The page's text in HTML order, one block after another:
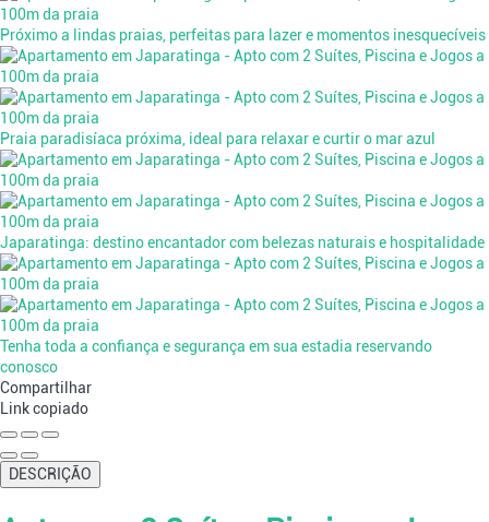
Próximo a lindas praias, perfeitas para lazer e momentos inesquecíveis
Praia paradisíaca próxima, ideal para relaxar e curtir o mar azul
Japaratinga: destino encantador com belezas naturais e hospitalidade
Tenha toda a confiança e segurança em sua estadia reservando
conosco
Compartilhar
Link copiado
DESCRIÇÃO